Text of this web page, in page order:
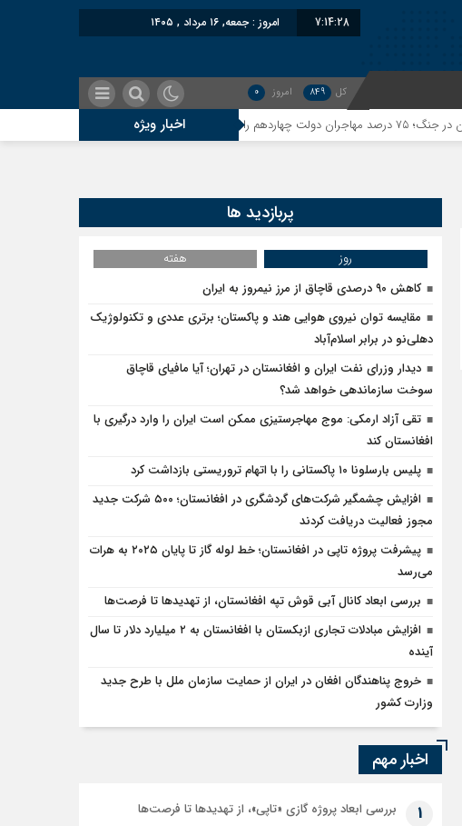
7:14:29 امروز : جمعه, ۱۶ مرداد , ۱۴۰۵
کل 849 امروز 0
اخبار ویژهمعاون سنای روسیه: حکم
پربازدید ها
روز
هفته
کاهش ۹۰ درصدی قاچاق از مرز نیمروز به ایران
مقایسه توان نیروی هوایی هند و پاکستان؛ برتری عددی و تکنولوژیک
دهلی‌نو در برابر اسلام‌آباد
دیدار وزرای نفت ایران و افغانستان در تهران؛ آیا مافیای قاچاق
سوخت سازماندهی خواهد شد؟
تقی آزاد ارمکی: موج مهاجرستیزی ممکن است ایران را وارد درگیری با
افغانستان کند
پلیس بارسلونا ۱۰ پاکستانی را با اتهام تروریستی بازداشت کرد
افزایش چشمگیر شرکت‌های گردشگری در افغانستان؛ ۵۰۰ شرکت جدید
مجوز فعالیت دریافت کردند
پیشرفت پروژه تاپی در افغانستان؛ خط لوله گاز تا پایان ۲۰۲۵ به هرات
می‌رسد
بررسی ابعاد کانال آبی قوش تپه افغانستان، از تهدیدها تا فرصت‌ها
افزایش مبادلات تجاری ازبکستان با افغانستان به ۲ میلیارد دلار تا سال
آینده
خروج پناهندگان افغان در ایران از حمایت سازمان ملل با طرح جدید
وزارت کشور
اخبار مهم
1 بررسی ابعاد پروژه گازی «تاپی»، از تهدیدها تا فرصت‌ها